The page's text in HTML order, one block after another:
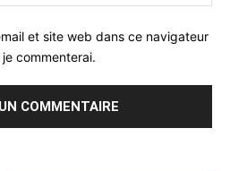
et site web dans ce navigateur
commenterai.